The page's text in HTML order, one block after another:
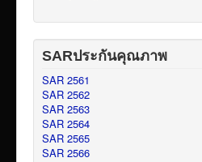
SARประกันคุณภาพ
SAR 2561
SAR 2562
SAR 2563
SAR 2564
SAR 2565
SAR 2566